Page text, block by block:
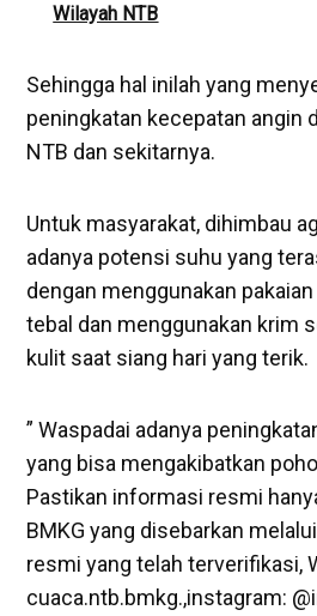
Wilayah NTB
Sehingga hal inilah yang
peningkatan kecepatan angin
NTB dan sekitarnya.
Untuk masyarakat, dihimbau
adanya potensi suhu yang
dengan menggunakan
tebal dan menggunakan krim
kulit saat siang hari yang terik.
” Waspadai adanya
yang bisa mengakibatkan
Pastikan informasi resmi
BMKG yang disebarkan
resmi yang telah terverifikasi,
cuaca.ntb.bmkg.,instagram: